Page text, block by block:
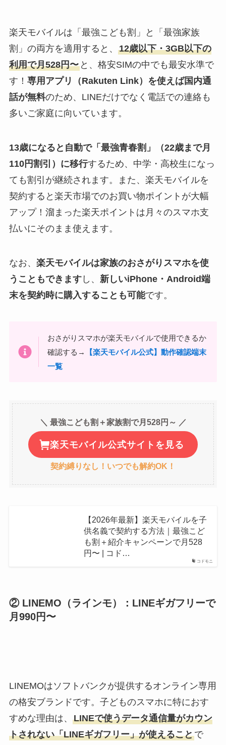
楽天モバイルは「最強こども割」と「最強家族
割」の両方を適用すると、 12歳以下・3GB以下の
利用で月528円〜と、格安SIMの中でも最安水準で
す！ 専用アプリ（Rakuten Link）を使えば国内通
話が無料のため、LINEだけでなく電話での連絡も
多いご家庭に向いています。
13歳になると自動で「最強青春割」（22歳まで月
110円割引）に移行するため、中学・高校生になっ
ても割引が継続されます。また、楽天モバイルを
契約すると楽天市場でのお買い物ポイントが大幅
アップ！溜まった楽天ポイントは月々のスマホ支
払いにそのまま使えます。
なお、 楽天モバイルは家族のおさがりスマホを使
うこともできますし、 新しいiPhone・Android端
末を契約時に購入することも可能です。
おさがりスマホが楽天モバイルで使用できるか
確認する→
【楽天モバイル公式】動作確認端末
一覧
＼ 最強こども割＋家族割で月528円～ ／
楽天モバイル公式サイトを見る
契約縛りなし！いつでも解約OK！
コドモニ
【2026年最新】楽天モバイルを子
供名義で契約する方法｜最強こど
も割＋紹介キャンペーンで月528
円〜 | コド…
② LINEMO（ラインモ）：LINEギガフリーで
月990円〜
LINEMOはソフトバンクが提供するオンライン専用
の格安ブランドです。子どものスマホに特におす
すめな理由は、 LINEで使うデータ通信量がカウン
トされない「LINEギガフリー」が使えることで